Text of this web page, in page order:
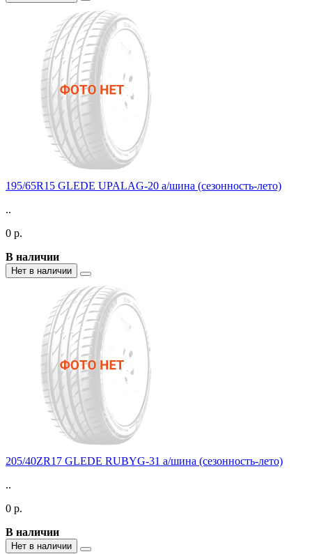
195/65R15 GLEDE UPALAG-20 а/шина (сезонность-лето)
..
0 р.
В наличии
Нет в наличии
205/40ZR17 GLEDE RUBYG-31 а/шина (сезонность-лето)
..
0 р.
В наличии
Нет в наличии